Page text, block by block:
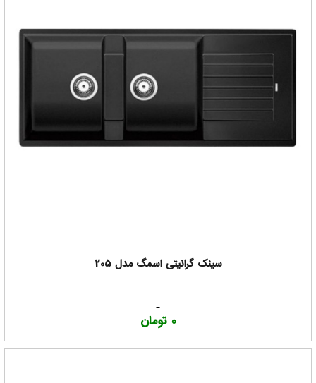
سینک گرانیتی اسمگ مدل 205
0 تومان